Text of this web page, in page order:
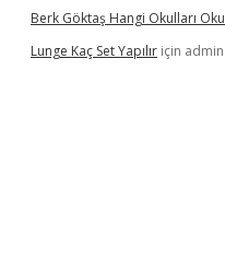
Berk Göktaş Hangi Okulları
Lunge Kaç Set Yapılır için admin